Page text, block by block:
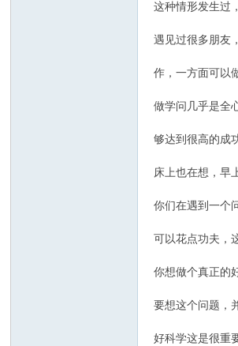
这种情形发生过
遇见过很多朋友
作，一方面可以
做学问几乎是全
够达到很高的成
床上也在想，早
你们在遇到一个
可以花点功夫，
你想做个真正的
要想这个问题，
好科学这是很重